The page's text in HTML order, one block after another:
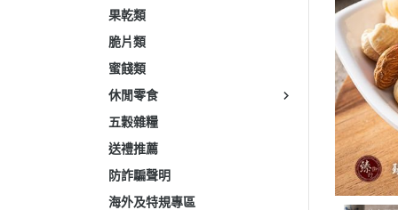
果乾類
脆片類
蜜餞類
休閒零食
五穀雜糧
送禮推薦
防詐騙聲明
海外及特規專區